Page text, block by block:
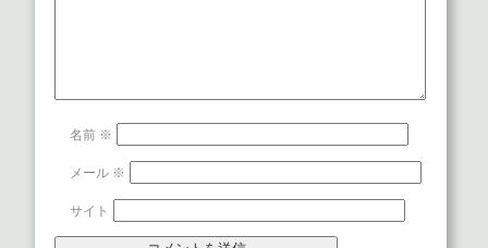
名前 ※
メール ※
サイト